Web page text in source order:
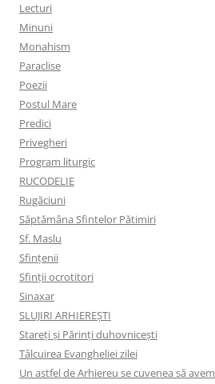
Lecturi
Minuni
Monahism
Paraclise
Poezii
Postul Mare
Predici
Privegheri
Program liturgic
RUCODELIE
Rugăciuni
Săptămâna Sfintelor Pătimiri
Sf. Maslu
Sfințenii
Sfinții ocrotitori
Sinaxar
SLUJIRI ARHIEREȘTI
Stareți și Părinți duhovnicești
Tâlcuirea Evangheliei zilei
Un astfel de Arhiereu se cuvenea să avem